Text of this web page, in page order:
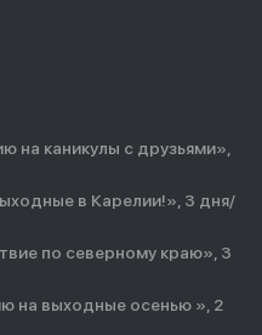
каникулы с друзьями»,
в Карелии!», 3 дня/
по северному краю», 3
на выходные осенью », 2